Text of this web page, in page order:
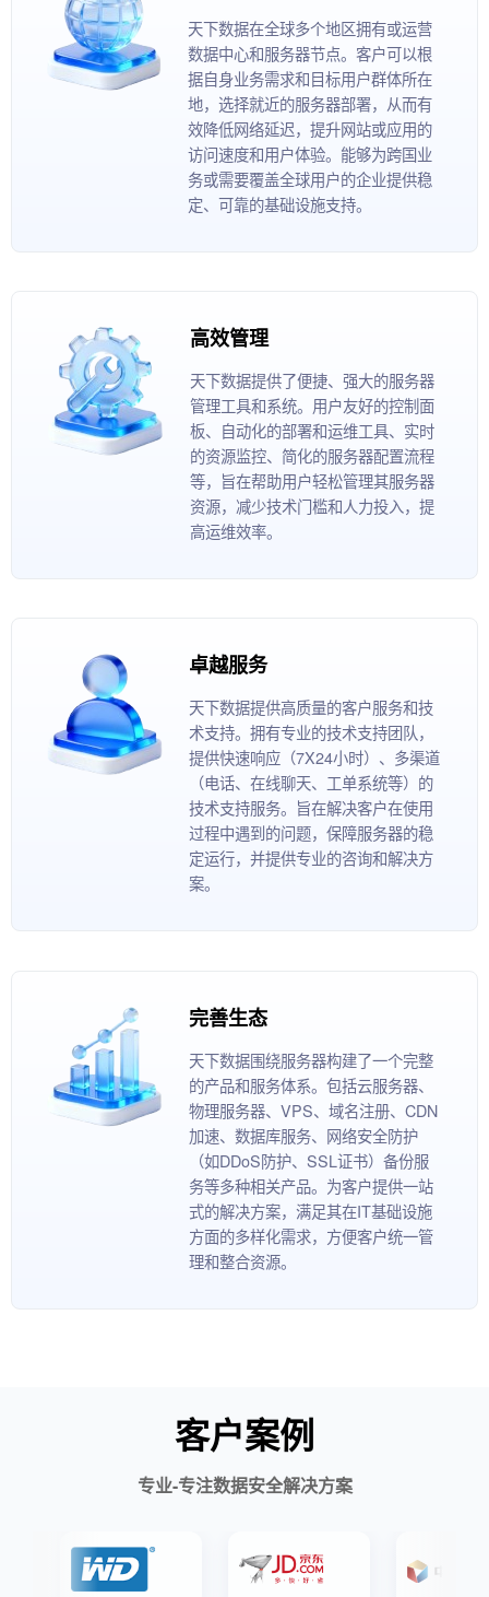
天下数据在全球多个地区拥有或运营
数据中心和服务器节点。客户可以根
据自身业务需求和目标用户群体所在
地，选择就近的服务器部署，从而有
效降低网络延迟，提升网站或应用的
访问速度和用户体验。能够为跨国业
务或需要覆盖全球用户的企业提供稳
定、可靠的基础设施支持。
高效管理
天下数据提供了便捷、强大的服务器
管理工具和系统。用户友好的控制面
板、自动化的部署和运维工具、实时
的资源监控、简化的服务器配置流程
等，旨在帮助用户轻松管理其服务器
资源，减少技术门槛和人力投入，提
高运维效率。
卓越服务
天下数据提供高质量的客户服务和技
术支持。拥有专业的技术支持团队，
提供快速响应（7X24小时）、多渠道
（电话、在线聊天、工单系统等）的
技术支持服务。旨在解决客户在使用
过程中遇到的问题，保障服务器的稳
定运行，并提供专业的咨询和解决方
案。
完善生态
天下数据围绕服务器构建了一个完整
的产品和服务体系。包括云服务器、
物理服务器、VPS、域名注册、CDN
加速、数据库服务、网络安全防护
（如DDoS防护、SSL证书）备份服
务等多种相关产品。为客户提供一站
式的解决方案，满足其在IT基础设施
方面的多样化需求，方便客户统一管
理和整合资源。
客户案例
专业-专注数据安全解决方案